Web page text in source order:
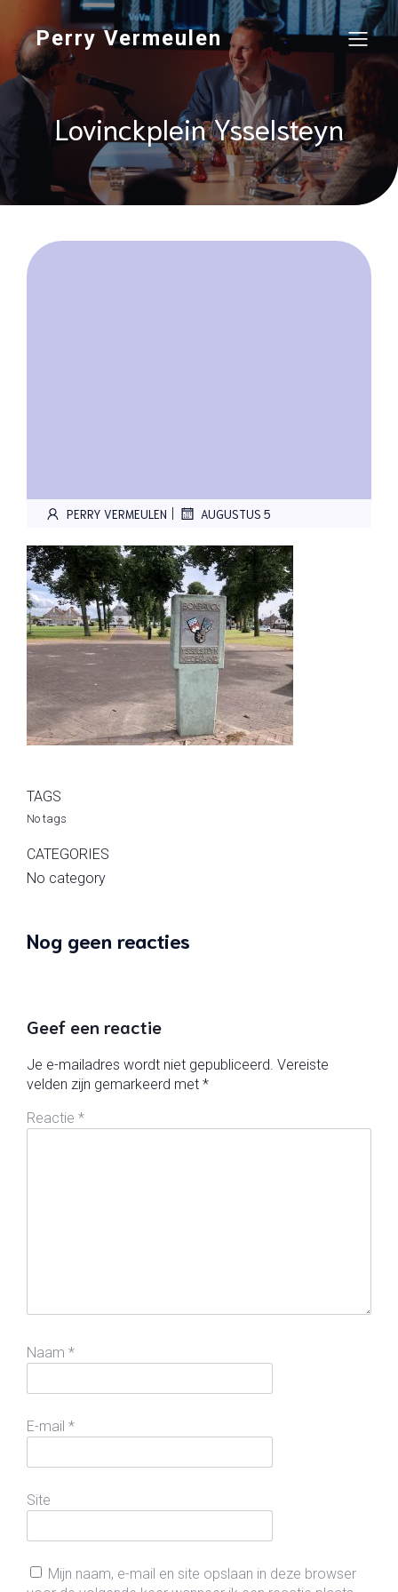
Perry Vermeulen
Lovinckplein Ysselsteyn
PERRY VERMEULEN | AUGUSTUS 5
TAGS
No tags
CATEGORIES
No category
Nog geen reacties
Geef een reactie
Je e-mailadres wordt niet gepubliceerd. Vereiste
velden zijn gemarkeerd met *
Reactie *
Naam *
E-mail *
Site
Mijn naam, e-mail en site opslaan in deze browser